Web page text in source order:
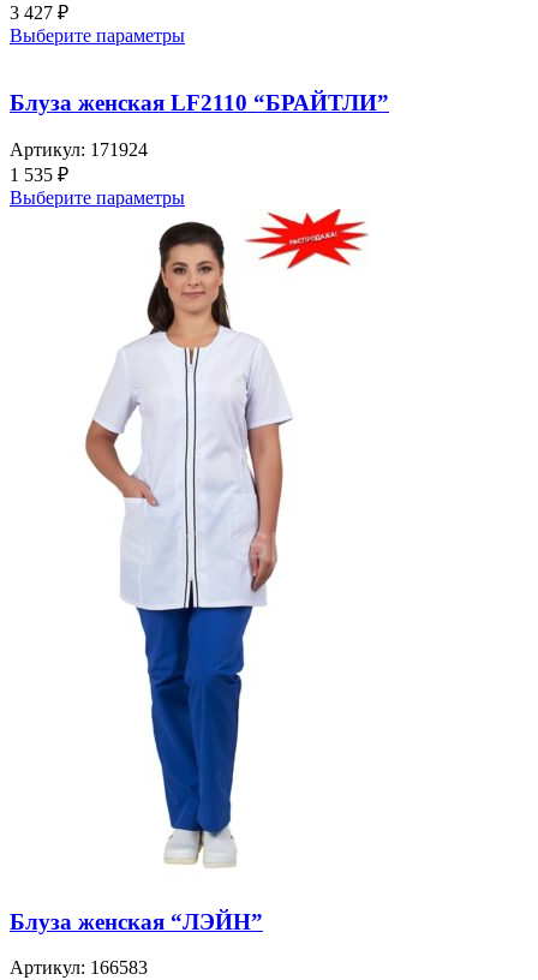
3 427 ₽
Выберите параметры
Блуза женская LF2110 “БРАЙТЛИ”
Артикул: 171924
1 535 ₽
Выберите параметры
Блуза женская “ЛЭЙН”
Артикул: 166583